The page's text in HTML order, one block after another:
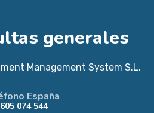
generales
Management System S.L.
España
074 544